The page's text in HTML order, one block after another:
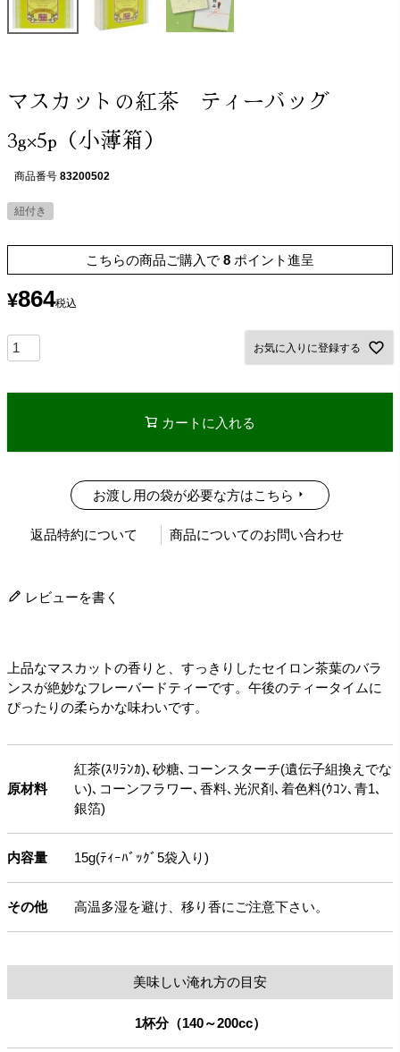
マスカットの紅茶 ティーバッグ
3g×5p（小薄箱）
商品番号 83200502
紐付き
こちらの商品ご購入で 8 ポイント進呈
¥864税込
お気に入りに登録する
カートに入れる
お渡し用の袋が必要な方はこちら
返品特約について 商品についてのお問い合わせ
レビューを書く
上品なマスカットの香りと、すっきりしたセイロン茶葉のバラ
ンスが絶妙なフレーバードティーです。午後のティータイムに
ぴったりの柔らかな味わいです。
原材料
紅茶(ｽﾘﾗﾝｶ)､砂糖､コーンスターチ(遺伝子組換えでな
い)､コーンフラワー､香料､光沢剤､着色料(ｳｺﾝ､青1､
銀箔)
内容量 15g(ﾃｨｰﾊﾞｯｸﾞ5袋入り)
その他 高温多湿を避け、移り香にご注意下さい。
美味しい淹れ方の目安
1杯分（140～200cc）